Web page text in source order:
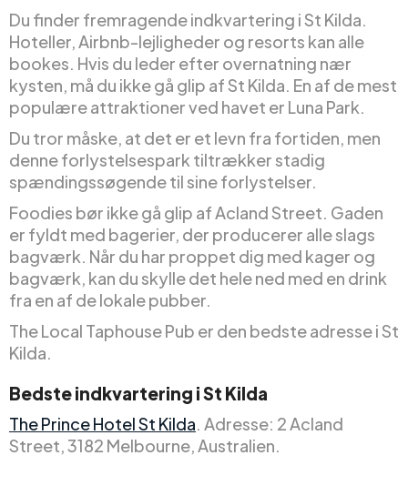
Du finder fremragende indkvartering i St Kilda.
Hoteller, Airbnb-lejligheder og resorts kan alle
bookes. Hvis du leder efter overnatning nær
kysten, må du ikke gå glip af St Kilda. En af de mest
populære attraktioner ved havet er Luna Park.
Du tror måske, at det er et levn fra fortiden, men
denne forlystelsespark tiltrækker stadig
spændingssøgende til sine forlystelser.
Foodies bør ikke gå glip af Acland Street. Gaden
er fyldt med bagerier, der producerer alle slags
bagværk. Når du har proppet dig med kager og
bagværk, kan du skylle det hele ned med en drink
fra en af de lokale pubber.
The Local Taphouse Pub er den bedste adresse i St
Kilda.
Bedste indkvartering i St Kilda
The Prince Hotel St Kilda. Adresse: 2 Acland
Street, 3182 Melbourne, Australien.